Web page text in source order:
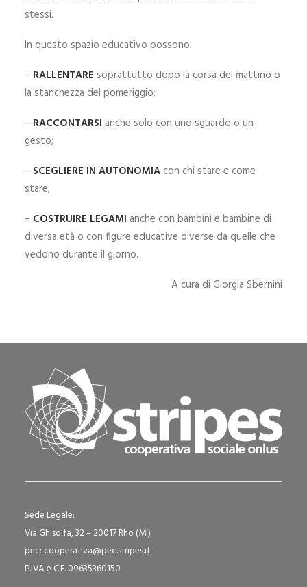
stessi.
In questo spazio educativo possono:
– RALLENTARE soprattutto dopo la corsa del mattino o
la stanchezza del pomeriggio;
– RACCONTARSI anche solo con uno sguardo o un
gesto;
– SCEGLIERE IN AUTONOMIA con chi stare e come
stare;
– COSTRUIRE LEGAMI anche con bambini e bambine di
diversa età o con figure educative diverse da quelle che
vedono durante il giorno.
A cura di Giorgia Sbernini
Sede Legale:
Via Ghisolfa, 32 – 20017 Rho (MI)
pec: cooperativa@pec.stripes.it
P.IVA e C.F. 09635360150